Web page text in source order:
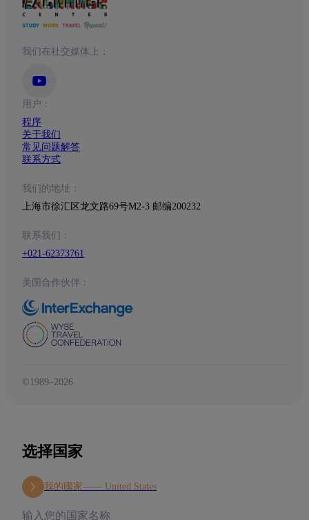
我们在社交媒体上：
用户：
程序
关于我们
常见问题解答
联系方式
我们的地址：
上海市徐汇区龙文路69号M2-3 邮编200232
联系我们：
+021-62373761
美国合作伙伴：
©1989–2026
选择国家
我的國家—— United States
输入您的国家名称